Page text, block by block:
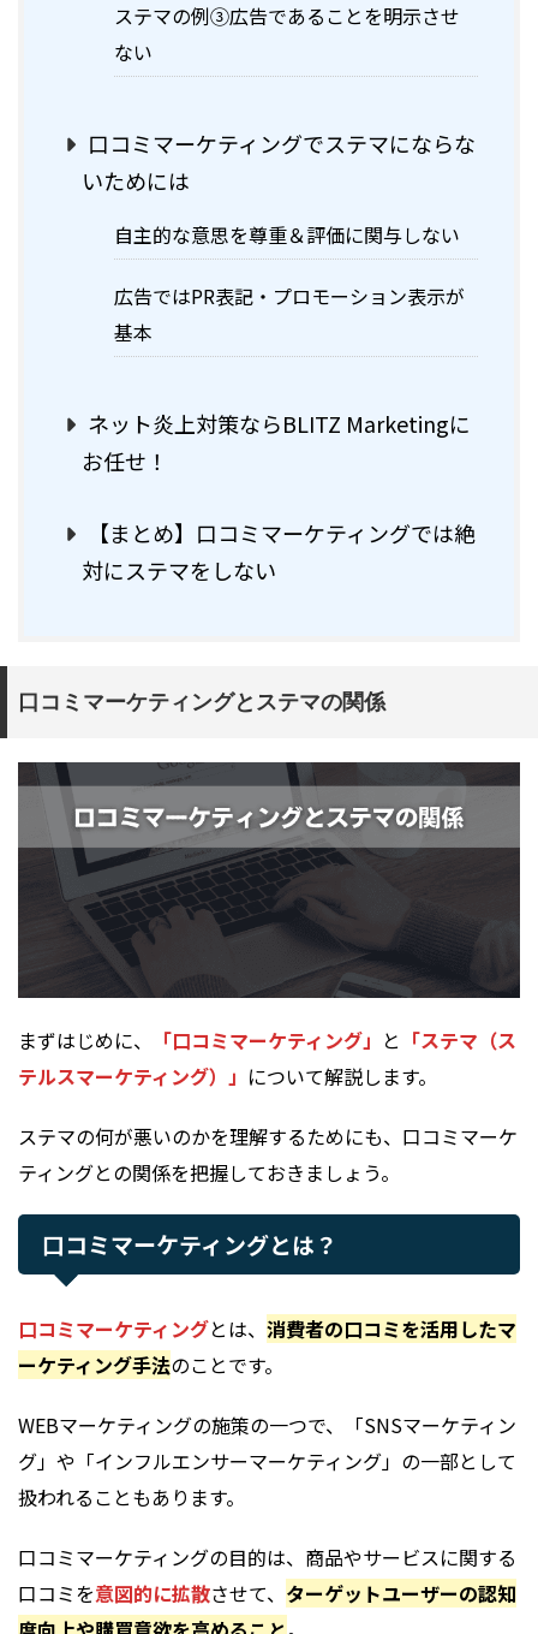
ステマの例③広告であることを明示させ
ない
口コミマーケティングでステマにならな
いためには
自主的な意思を尊重＆評価に関与しない
広告ではPR表記・プロモーション表示が
基本
ネット炎上対策ならBLITZ Marketingに
お任せ！
【まとめ】口コミマーケティングでは絶
対にステマをしない
口コミマーケティングとステマの関係
まずはじめに、 「口コミマーケティング」 と 「ステマ（ス
テルスマーケティング）」 について解説します。
ステマの何が悪いのかを理解するためにも、口コミマーケ
ティングとの関係を把握しておきましょう。
口コミマーケティングとは？
口コミマーケティングとは、 消費者の口コミを活用したマ
ーケティング手法のことです。
WEBマーケティングの施策の一つで、「SNSマーケティン
グ」や「インフルエンサーマーケティング」の一部として
扱われることもあります。
口コミマーケティングの目的は、商品やサービスに関する
口コミを意図的に拡散させて、 ターゲットユーザーの認知